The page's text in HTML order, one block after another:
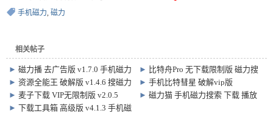
手机磁力, 磁力
相关帖子
►磁力播 去广告版 v1.7.0 手机磁力
下载 播放 软件
► 比特舟Pro 无下载限制版 磁力搜
索软件 v2.0.2
►资源全能王 破解版 v1.4.6 搜磁力
网盘、软件、音乐 超级神器
►手机比特彗星 破解vip版
BitComet 2.0.1
►麦子下载 VIP无限制版 v2.0.5 ►磁力猫 手机磁力搜索 下载 播放
►下载工具箱 高级版 v4.1.3 手机磁